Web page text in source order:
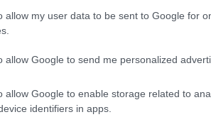
allow my user data to be sent to Google for
allow Google to send me personalized
allow Google to enable storage related to
identifiers in apps.
Clark Editionno decepciona.
La combinación de su diseño
excepcional en la pista. Jim
sin duda estaría orgulloso de este
del vehículo en Miami